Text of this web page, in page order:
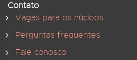
Contato
Vagas para os núcleos
Perguntas frequentes
Fale conosco